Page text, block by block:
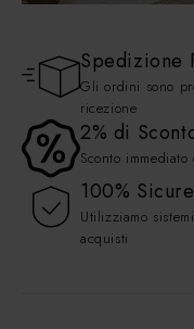
SISTEMI HOME
Klipsch,
ACQUISTA ORA
Spedizione
Gli ordini sono
ricezione
2% di
Sconto
100%
Utilizziamo
acquisti